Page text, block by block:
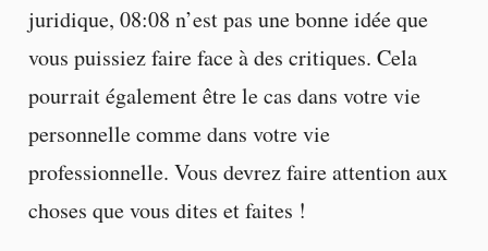
juridique, 08:08 n’est pas une bonne idée que
vous puissiez faire face à des critiques. Cela
pourrait également être le cas dans votre vie
personnelle comme dans votre vie
professionnelle. Vous devrez faire attention aux
choses que vous dites et faites !